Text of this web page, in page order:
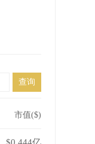
市值($)